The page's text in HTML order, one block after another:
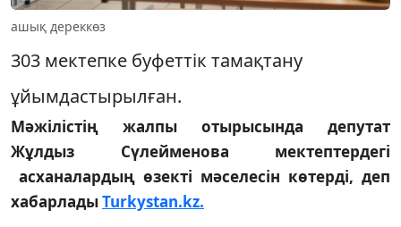
ашық дереккөз
303 мектепке буфеттік тамақтану
ұйымдастырылған.
Мәжілістің жалпы отырысында депутат
Жұлдыз Сүлейменова мектептердегі
асханалардың өзекті мәселесін көтерді, деп
хабарладыTurkystan.kz.